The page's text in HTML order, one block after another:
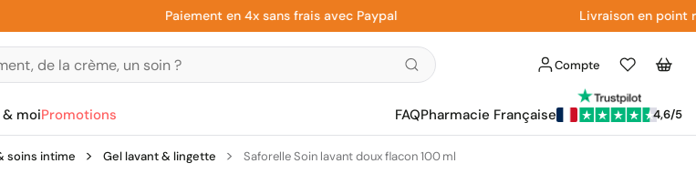
Paiement en 4x sans frais avec Paypal Livraison en point
Compte
Liste
d'envies
Panier
& moiPromotions FAQPharmacie Française 4,6/5
soins intime Gel lavant & lingette Saforelle Soin lavant doux flacon 100 ml